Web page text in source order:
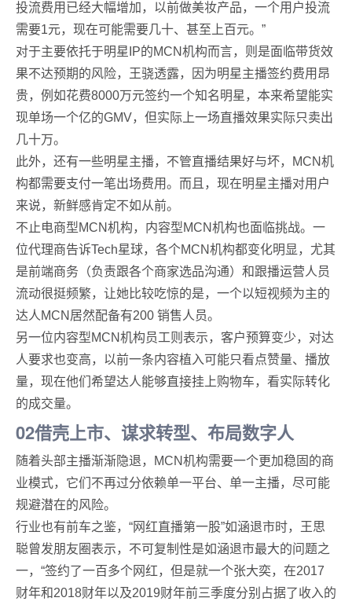
投流费用已经大幅增加，以前做美妆产品，一个用户投流
需要1元，现在可能需要几十、甚至上百元。”
对于主要依托于明星IP的MCN机构而言，则是面临带货效
果不达预期的风险，王骁透露，因为明星主播签约费用昂
贵，例如花费8000万元签约一个知名明星，本来希望能实
现单场一个亿的GMV，但实际上一场直播效果实际只卖出
几十万。
此外，还有一些明星主播，不管直播结果好与坏，MCN机
构都需要支付一笔出场费用。而且，现在明星主播对用户
来说，新鲜感肯定不如从前。
不止电商型MCN机构，内容型MCN机构也面临挑战。一
位代理商告诉Tech星球，各个MCN机构都变化明显，尤其
是前端商务（负责跟各个商家选品沟通）和跟播运营人员
流动很挺频繁，让她比较吃惊的是，一个以短视频为主的
达人MCN居然配备有200 销售人员。
另一位内容型MCN机构员工则表示，客户预算变少，对达
人要求也变高，以前一条内容植入可能只看点赞量、播放
量，现在他们希望达人能够直接挂上购物车，看实际转化
的成交量。
02借壳上市、谋求转型、布局数字人
随着头部主播渐渐隐退，MCN机构需要一个更加稳固的商
业模式，它们不再过分依赖单一平台、单一主播，尽可能
规避潜在的风险。
行业也有前车之鉴，“网红直播第一股”如涵退市时，王思
聪曾发朋友圈表示，不可复制性是如涵退市最大的问题之
一，“签约了一百多个网红，但是就一个张大奕，在2017
财年和2018财年以及2019财年前三季度分别占据了收入的